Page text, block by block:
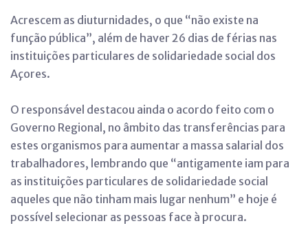
Acrescem as diuturnidades, o que “não existe na
função pública”, além de haver 26 dias de férias nas
instituições particulares de solidariedade social dos
Açores.
O responsável destacou ainda o acordo feito com o
Governo Regional, no âmbito das transferências para
estes organismos para aumentar a massa salarial dos
trabalhadores, lembrando que “antigamente iam para
as instituições particulares de solidariedade social
aqueles que não tinham mais lugar nenhum” e hoje é
possível selecionar as pessoas face à procura.